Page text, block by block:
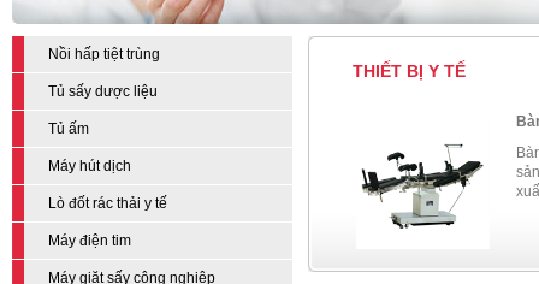
Nồi hấp tiệt trùng
Tủ sấy dược liệu
Tủ ấm
Máy hút dịch
Lò đốt rác thải y tế
Máy điện tim
Máy giặt sấy công nghiệp
THIẾT BỊ Y TẾ